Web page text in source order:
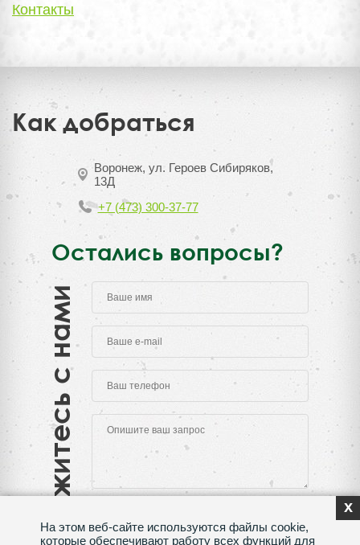
Контакты
Как добраться
Воронеж, ул. Героев Сибиряков,
13Д
+7 (473) 300-37-77
Остались вопросы?
Свяжитесь с нами x
На этом веб-сайте используются файлы cookie,
которые обеспечивают работу всех функций для